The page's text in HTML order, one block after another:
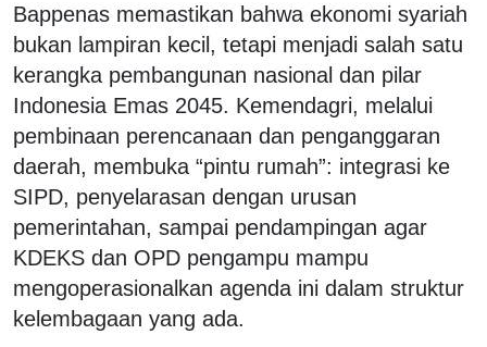
Bappenas memastikan bahwa ekonomi syariah
bukan lampiran kecil, tetapi menjadi salah satu
kerangka pembangunan nasional dan pilar
Indonesia Emas 2045. Kemendagri, melalui
pembinaan perencanaan dan penganggaran
daerah, membuka “pintu rumah”: integrasi ke
SIPD, penyelarasan dengan urusan
pemerintahan, sampai pendampingan agar
KDEKS dan OPD pengampu mampu
mengoperasionalkan agenda ini dalam struktur
kelembagaan yang ada.